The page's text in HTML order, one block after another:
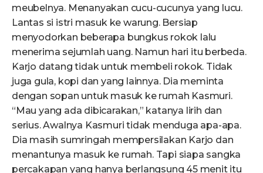
meubelnya. Menanyakan cucu-cucunya yang lucu.
Lantas si istri masuk ke warung. Bersiap
menyodorkan beberapa bungkus rokok lalu
menerima sejumlah uang. Namun hari itu berbeda.
Karjo datang tidak untuk membeli rokok. Tidak
juga gula, kopi dan yang lainnya. Dia meminta
dengan sopan untuk masuk ke rumah Kasmuri.
“Mau yang ada dibicarakan,” katanya lirih dan
serius. Awalnya Kasmuri tidak menduga apa-apa.
Dia masih sumringah mempersilakan Karjo dan
menantunya masuk ke rumah. Tapi siapa sangka
percakapan yang hanya berlangsung 45 menit itu